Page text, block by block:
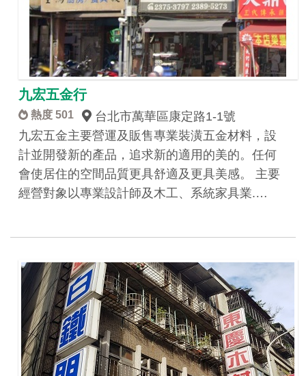
九宏五金行
熱度 501
台北市萬華區康定路1-1號
九宏五金主要營運及販售專業裝潢五金材料，設
計並開發新的產品，追求新的適用的美的。任何
會使居住的空間品質更具舒適及更具美感。 主要
經營對象以專業設計師及木工、系統家具業.…